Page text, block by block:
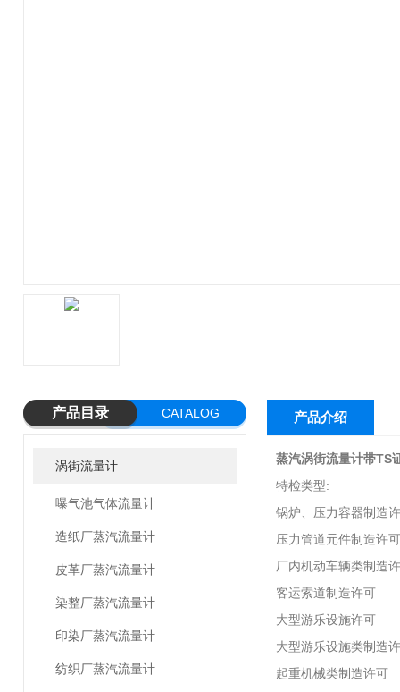
产品目录 CATALOG
涡街流量计
曝气池气体流量计
造纸厂蒸汽流量计
皮革厂蒸汽流量计
染整厂蒸汽流量计
印染厂蒸汽流量计
纺织厂蒸汽流量计
产品介绍
蒸汽涡街流量计带TS
特检类型:
锅炉、压力容器制造
压力管道元件制造许可
厂内机动车辆类制造
客运索道制造许可
大型游乐设施许可
大型游乐设施类制造
起重机械类制造许可